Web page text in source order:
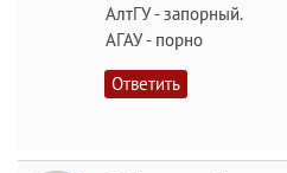
АлтГУ - запорный.
АГАУ - порно
Ответить